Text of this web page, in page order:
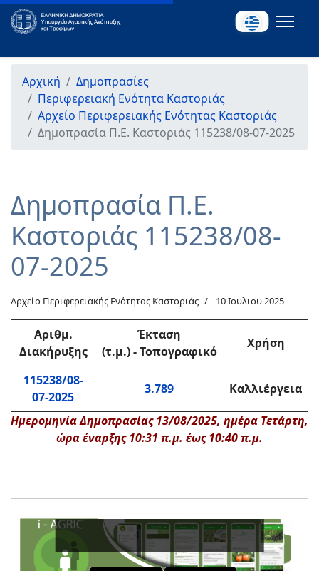
Αρχική
Δημοπρασίες
Περιφερειακή Ενότητα Καστοριάς
Αρχείο Περιφερειακής Ενότητας Καστοριάς
Δημοπρασία Π.Ε. Καστοριάς 115238/08-07-2025
Δημοπρασία Π.Ε.
Καστοριάς 115238/08-
07-2025
Αρχείο Περιφερειακής Ενότητας Καστοριάς 10 Ιουλιου 2025
Αριθμ.
Διακήρυξης
Έκταση
(τ.μ.) - Τοπογραφικό
Χρήση
115238/08-
07-2025
3.789 Καλλιέργεια
Ημερομηνία Δημοπρασίας 13/08/2025, ημέρα Τετάρτη,
ώρα έναρξης 10:31 π.μ. έως 10:40 π.μ.